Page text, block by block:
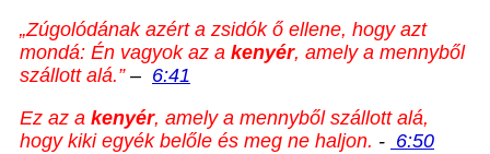
„Zúgolódának azért a zsidók ő ellene, hogy azt
mondá: Én vagyok az a kenyér, amely a mennyből
szállott alá.”– 6:41
Ez az a kenyér, amely a mennyből szállott alá,
hogy kiki egyék belőle és meg ne haljon. - 6:50